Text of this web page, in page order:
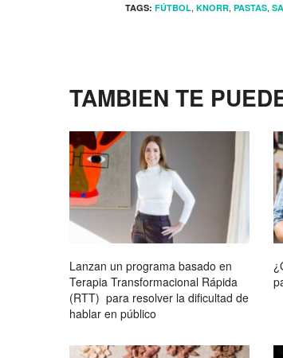
TAGS: FÚTBOL, KNORR, PASTAS,
TAMBIEN TE
Lanzan un programa basado en
Terapia Transformacional Rápida
(RTT) para resolver la dificultad de
hablar en público